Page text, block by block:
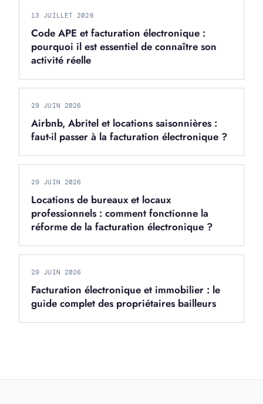
13 JUILLET 2026
Code APE et facturation électronique :
pourquoi il est essentiel de connaître son
activité réelle
29 JUIN 2026
Airbnb, Abritel et locations saisonnières :
faut-il passer à la facturation électronique ?
29 JUIN 2026
Locations de bureaux et locaux
professionnels : comment fonctionne la
réforme de la facturation électronique ?
29 JUIN 2026
Facturation électronique et immobilier : le
guide complet des propriétaires bailleurs